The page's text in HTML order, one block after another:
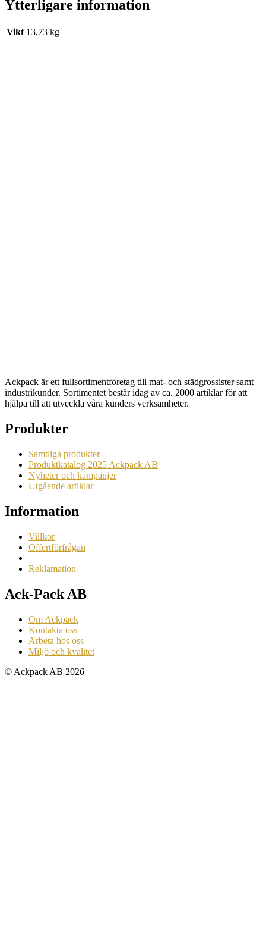
Ytterligare information
Vikt 13,73 kg
Ackpack är ett fullsortimentföretag till mat- och städgrossister samt
industrikunder. Sortimentet består idag av ca. 2000 artiklar för att
hjälpa till att utveckla våra kunders verksamheter.
Produkter
Samtliga produkter
Produktkatalog 2025 Ackpack AB
Nyheter och kampanjer
Utgående artiklar
Information
Villkor
Offertförfrågan
–
Reklamation
Ack-Pack AB
Om Ackpack
Kontakta oss
Arbeta hos oss
Miljö och kvalitet
© Ackpack AB 2026